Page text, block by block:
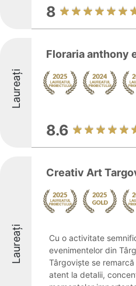
8
Laureați
Floraria anthony
8.6
Laureați
Creativ Art
Cu o activitate
evenimentelor din
Târgoviște se
atent la detalii,